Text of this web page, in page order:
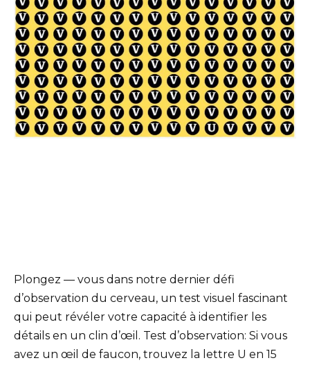
Plongez — vous dans notre dernier défi
d’observation du cerveau, un test visuel fascinant
qui peut révéler votre capacité à identifier les
détails en un clin d’œil. Test d’observation: Si vous
avez un œil de faucon, trouvez la lettre U en 15